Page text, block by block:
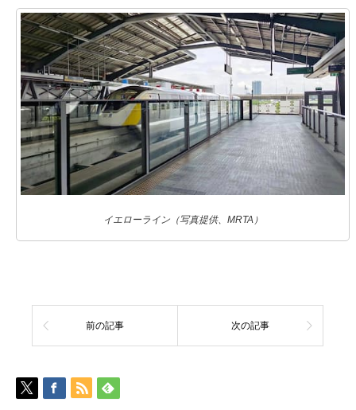
イエローライン（写真提供、MRTA）
前の記事 次の記事